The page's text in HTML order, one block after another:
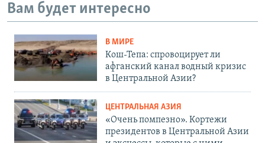
Вам будет интересно
В МИРЕ
Кош-Тепа: спровоцирует ли
афганский канал водный кризис
в Центральной Азии?
ЦЕНТРАЛЬНАЯ АЗИЯ
«Очень помпезно». Кортежи
президентов в Центральной Азии